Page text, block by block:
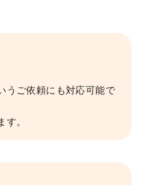
うご依頼にも対応可能で
。